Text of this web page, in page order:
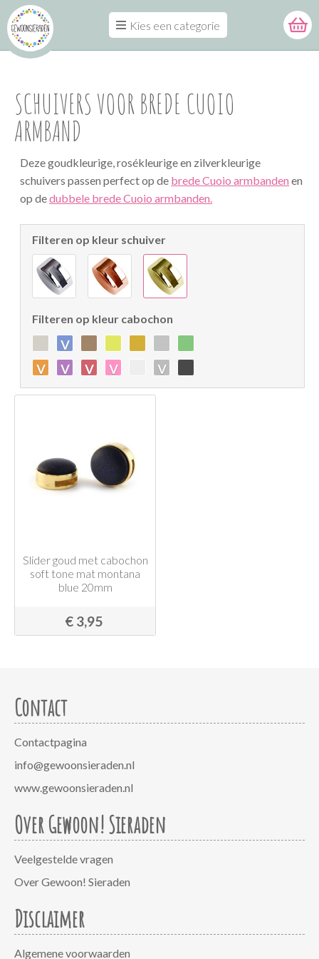
Kies een categorie
SCHUIVERS VOOR BREDE CUOIO
ARMBAND
Deze goudkleurige, rosékleurige en zilverkleurige
schuivers passen perfect op de brede Cuoio armbanden en
op dedubbele brede Cuoio armbanden.
Filteren op kleur schuiver
Filteren op kleur cabochon
v
v
v v v v
Slider goud met cabochon
soft tone mat montana
blue 20mm
€ 3,95
Contact
Contactpagina
info@gewoonsieraden.nl
www.gewoonsieraden.nl
Over Gewoon! Sieraden
Veelgestelde vragen
Over Gewoon! Sieraden
Disclaimer
Algemene voorwaarden